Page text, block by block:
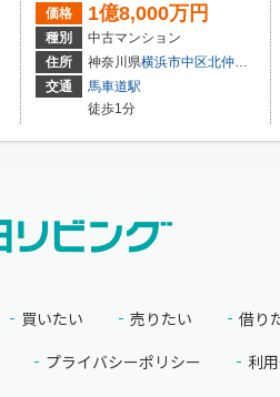
５丁目29-26
価格 1億8,000万円
種別
中古マンション
住所
神奈川県横浜市中区北仲通
５
交通
馬車道駅
徒歩1分
買いたい 売りたい
借り
プライバシーポリシー 利